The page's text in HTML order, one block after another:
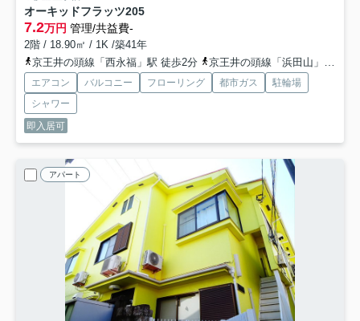
オーキッドフラッツ205
7.2万円 管理/共益費-
2階 / 18.90㎡ / 1K /築41年
京王井の頭線「西永福」駅 徒歩2分
京王井の頭線「浜田山」駅 徒歩11分
エアコン バルコニー フローリング 都市ガス
駐輪場
シャワー
即入居可
アパート